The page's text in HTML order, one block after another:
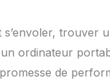
trouver
ordinateur
de